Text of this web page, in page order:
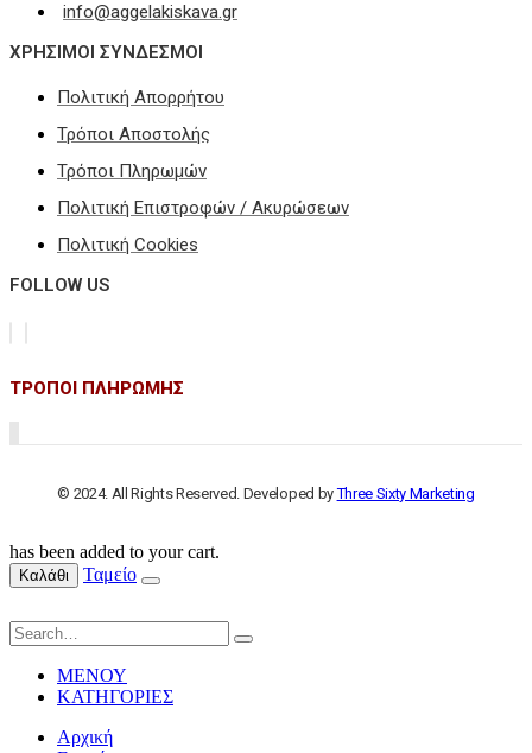
info@aggelakiskava.gr
ΧΡΗΣΙΜΟΙ ΣΥΝΔΕΣΜΟΙ
Πολιτική Απορρήτου
Τρόποι Αποστολής
Τρόποι Πληρωμών
Πολιτική Επιστροφών / Ακυρώσεων
Πολιτική Cookies
FOLLOW US
ΤΡΟΠΟΙ ΠΛΗΡΩΜΗΣ
© 2024. All Rights Reserved. Developed byThree Sixty Marketing
has been added to your cart.
Καλάθι Ταμείο
ΜΕΝΟΥ
ΚΑΤΗΓΟΡΙΕΣ
Αρχική